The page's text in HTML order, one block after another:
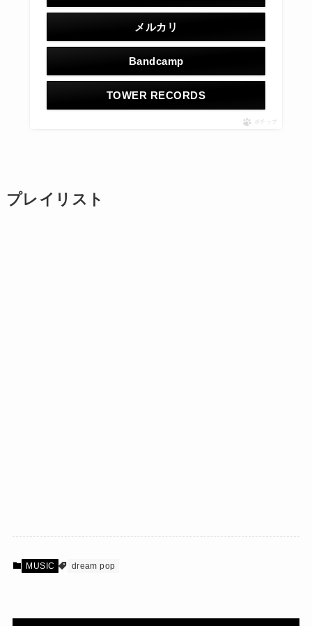
メルカリ
Bandcamp
TOWER RECORDS
ポチップ
プレイリスト
MUSIC dream pop